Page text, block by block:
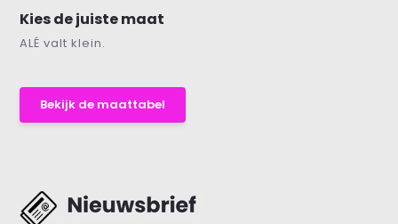
Kies de juiste maat
ALÉ valt klein.
Bekijk de maattabel